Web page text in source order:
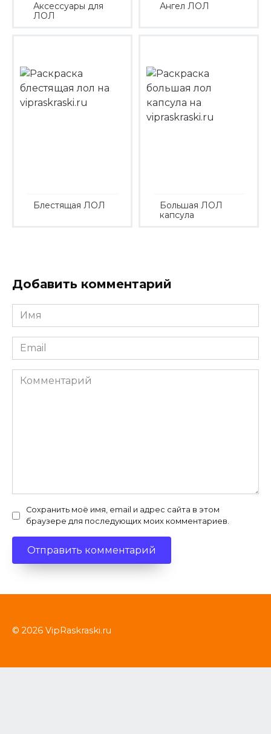
Аксессуары для
ЛОЛ
Ангел ЛОЛ
Блестящая ЛОЛ
Большая ЛОЛ
капсула
Добавить комментарий
Имя
*
Email
*
Комментарий
Сохранить моё имя, email и адрес сайта в этом
браузере для последующих моих комментариев.
© 2026 VipRaskraski.ru